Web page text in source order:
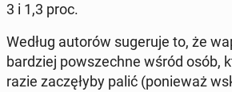
3 i 1,3 proc.
Według autorów su­ge­ru­je to, że
bar­dziej po­wszech­ne wśród osób,
razie za­czę­ły­by palić (po­nie­waż